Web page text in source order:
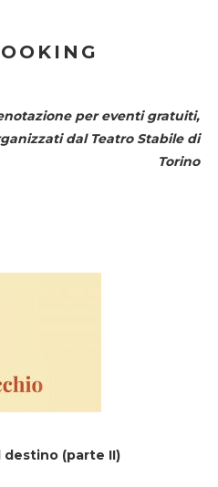
per eventi gratuiti,
dal Teatro Stabile di
Torino
destino (parte II)